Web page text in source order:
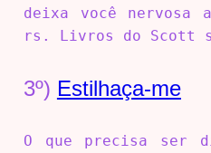
deixa você nervosa
rs. Livros do Scott
3º) Estilhaça-me
O que precisa ser